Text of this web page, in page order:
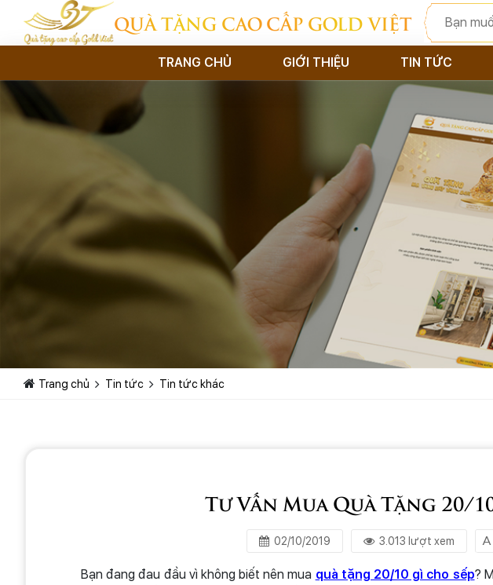
QUÀ TẶNG CAO CẤP GOLD VIỆT
TRANG CHỦ GIỚI THIỆU TIN TỨC
Trang chủ Tin tức Tin tức khác
Tư Vấn Mua Quà Tặng 20/
02/10/2019 3.013 lượt xem
Bạn đang đau đầu vì không biết nên mua quà tặng 20/10 gì cho sếp?